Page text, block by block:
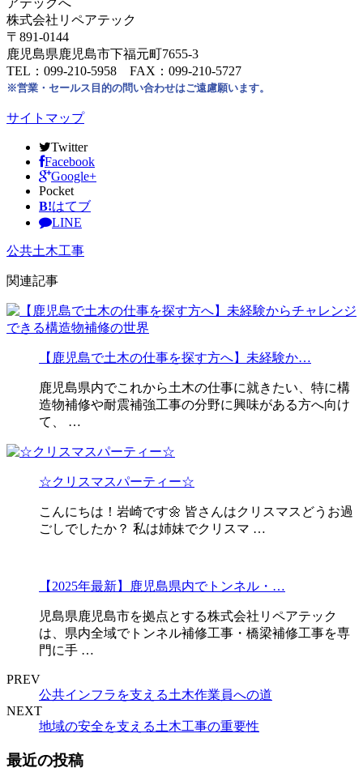
株式会社リペアテック
〒891-0144
鹿児島県鹿児島市下福元町7655-3
TEL：099-210-5958 FAX：099-210-5727
※営業・セールス目的の問い合わせはご遠慮願います。
サイトマップ
Twitter
Facebook
Google+
Pocket
B!はてブ
LINE
公共土木工事
関連記事
【鹿児島で土木の仕事を探す方へ】未経験か…
鹿児島県内でこれから土木の仕事に就きたい、特に構
造物補修や耐震補強工事の分野に興味がある方へ向け
て、 …
☆クリスマスパーティー☆
こんにちは！岩崎です🌼 皆さんはクリスマスどうお過
ごしでしたか？ 私は姉妹でクリスマ …
【2025年最新】鹿児島県内でトンネル・…
児島県鹿児島市を拠点とする株式会社リペアテック
は、県内全域でトンネル補修工事・橋梁補修工事を専
門に手 …
PREV
公共インフラを支える土木作業員への道
NEXT
地域の安全を支える土木工事の重要性
最近の投稿